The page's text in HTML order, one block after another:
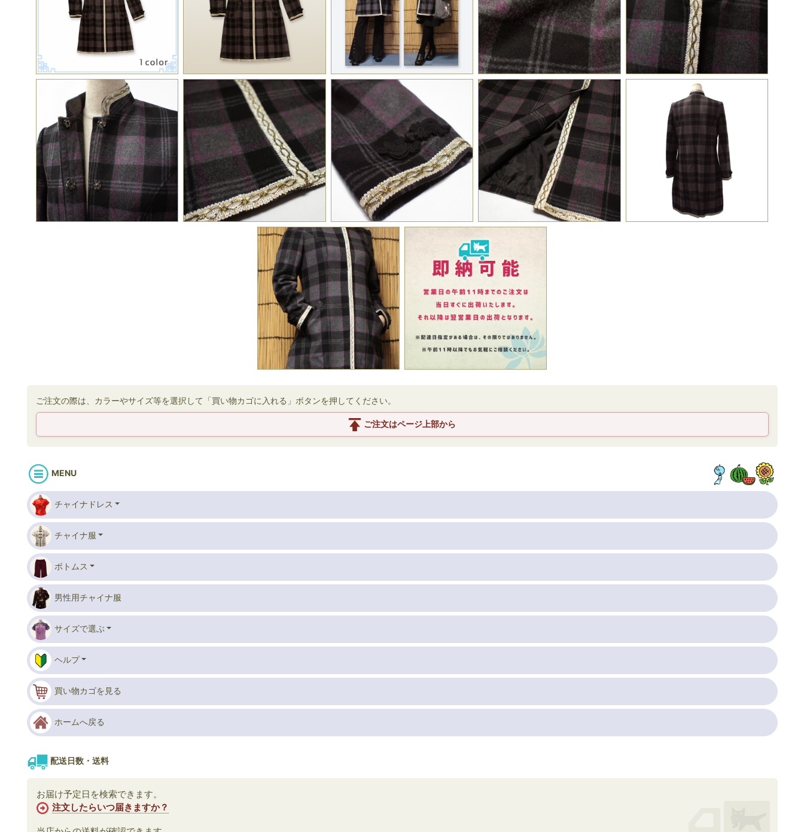
ご注文の際は、カラーやサイズ等を選択して「買い物カゴに入れる」ボタンを押してください。
ご注文はページ上部から
MENU
チャイナドレス
チャイナ服
ボトムス
男性用チャイナ服
サイズで選ぶ
ヘルプ
買い物カゴを見る
ホームへ戻る
配送日数・送料
お届け予定日を検索できます。
注文したらいつ届きますか？